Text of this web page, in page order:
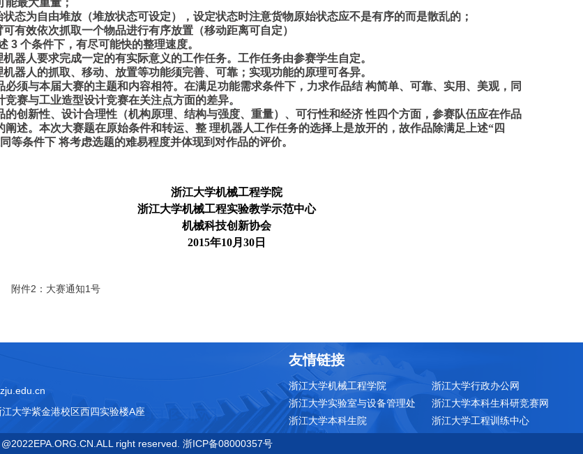
状态为自由堆放 （堆放状态可设定）， 设定状态时注意货物原始状态应不是有序的而是散乱的 ；
可有效依次抓取一个物品进行有序放置 （移动距离可自定）
3 个条件下 ， 有尽可能快的整理速度。
器人要求完成一定的有实际意义的工作任务。工作任务由参赛学生自定。
机器人的抓取、移动、放置等功能须完善、可靠 ； 实现功能的原理可各异。
必须与本届大赛的主题和内容相符。在满足功能需求条件下 ， 力求作品结 构简单、可靠、实用、美观， 同
竞赛与工业造型设计竞赛在关注点方面的差异。
的创新性、设计合理性（机构原理、结构与强度、重量）、可行性和经济 性四个方面，参赛队伍应在作品
阐述。本次大赛题在原始条件和转运、整 理机器人工作任务的选择上是放开的，故作品除满足上述“四
等条件下 将考虑选题的难易程度并体现到对作品的评价。
浙江大学机械工程学院
浙江大学机械工程实验教学示范中心
机械科技创新协会
2015年10月30日
附件2：大赛通知1号
大学紫金港校区西四实验楼A座
友情链接
浙江大学机械工程学院
浙江大学行政办公网
浙江大学实验室与设备管理处
浙江大学本科生科研竞赛网
浙江大学本科生院
浙江大学工程训练中心
right reserved. 浙ICP备08000357号